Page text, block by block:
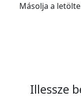
Másolja a
Illessze